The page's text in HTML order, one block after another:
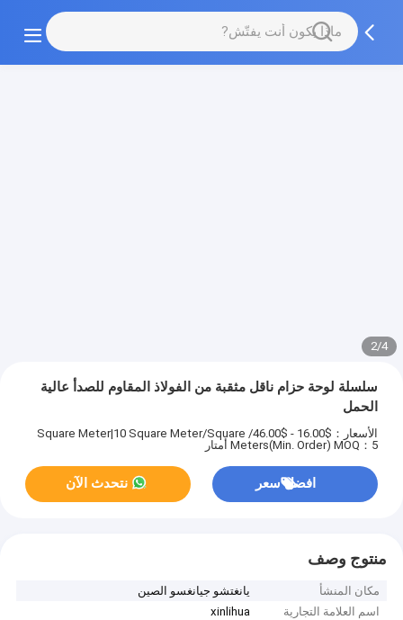
3/4
سلسلة لوحة حزام ناقل مثقبة من الفولاذ المقاوم للصدأ عالية
الحمل
الأسعار：$16.00 - $46.00/ Square Meter|10 Square Meter/Square
Meters(Min. Order) MOQ：5 أمتار
افضل سعر نتحدث الآن
منتوج وصف
مكان المنشأ
يانغتشو جيانغسو الصين
اسم العلامة التجارية
xinlihua